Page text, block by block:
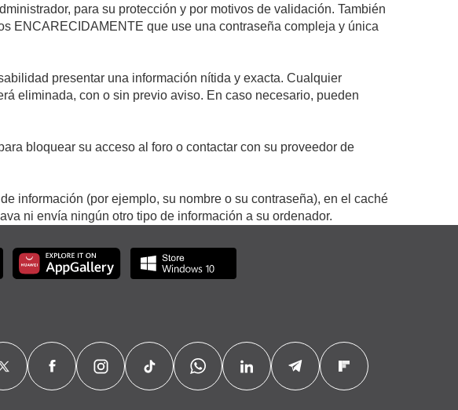
para su protección y por motivos de validación. También
ENCARECIDAMENTE que use una contraseña compleja y única
presentar una información nítida y exacta. Cualquier
eliminada, con o sin previo aviso. En caso necesario, pueden
bloquear su acceso al foro o contactar con su proveedor de
información (por ejemplo, su nombre o su contraseña), en el caché
ni envía ningún otro tipo de información a su ordenador.